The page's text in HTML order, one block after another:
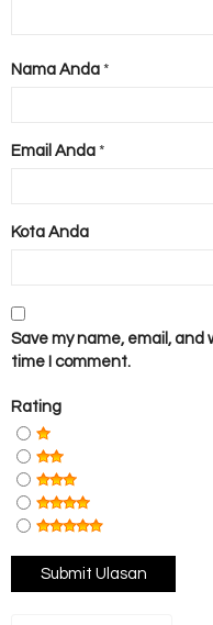
Nama Anda *
Email Anda *
Kota Anda
Save my name, email,
time I comment.
Rating